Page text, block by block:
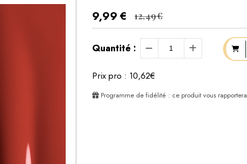
9,99€ 12,49€
Quantité :
Prix pro : 10,62€
Programme de fidélité : ce produit vous rapportera